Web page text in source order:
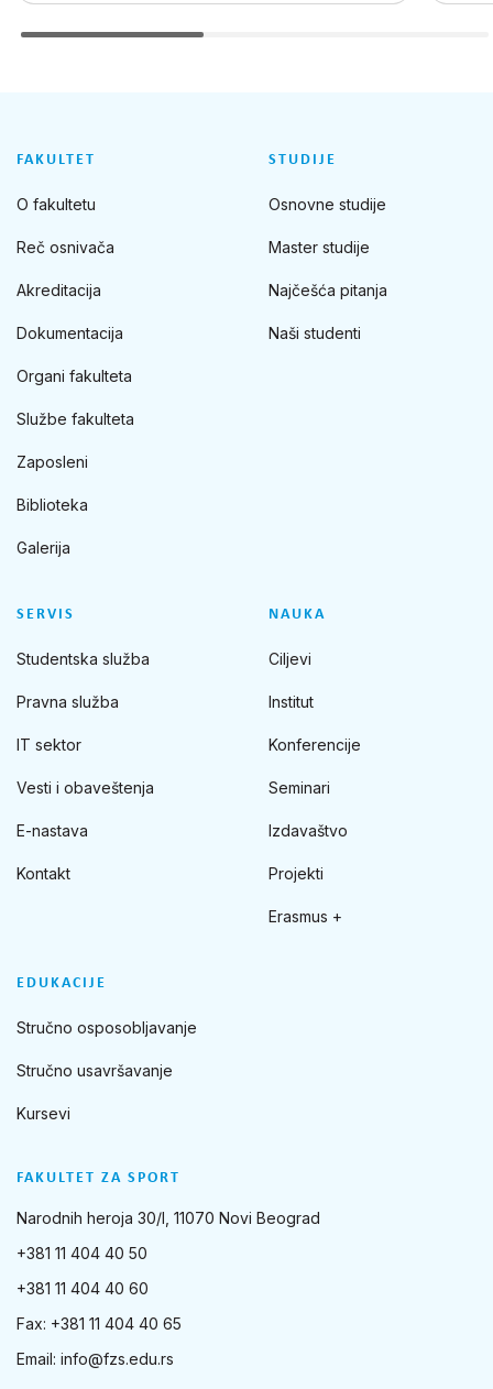
FAKULTET ZA SPORT
Narodnih heroja 30/I, 11070 Novi Beograd
+381 11 404 40 50
+381 11 404 40 60
Fax: +381 11 404 40 65
Email: info@fzs.edu.rs
FAKULTET
O fakultetu
Reč osnivača
Akreditacija
Dokumentacija
Organi fakulteta
Službe fakulteta
Zaposleni
Biblioteka
Galerija
STUDIJE
Osnovne studije
Master studije
Najčešća pitanja
Naši studenti
SERVIS
Studentska služba
Pravna služba
IT sektor
Vesti i obaveštenja
E-nastava
Kontakt
NAUKA
Ciljevi
Institut
Konferencije
Seminari
Izdavaštvo
Projekti
Erasmus +
EDUKACIJE
Stručno osposobljavanje
Stručno usavršavanje
Kursevi